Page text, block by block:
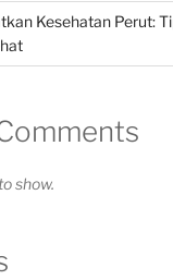
Kesehatan Perut:
show.